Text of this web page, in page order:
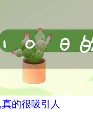
的很吸引人